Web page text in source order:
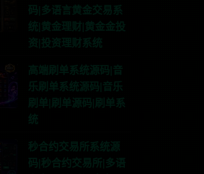
码|多语言黄金交易系
统|黄金理财|黄金金投
资|投资理财系统
高端刷单系统源码|音
乐刷单系统源码|音乐
刷单|刷单源码|刷单系
统
秒合约交易所系统源
码|秒合约交易所|多语